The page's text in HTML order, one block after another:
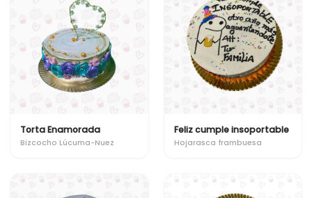
Torta Enamorada
Bizcocho Lúcuma-Nuez
Feliz cumple insoportable
Hojarasca frambuesa